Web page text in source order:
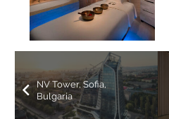
NV Tower, Sofia,
Bulgaria